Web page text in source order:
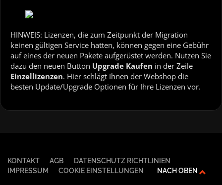
HINWEIS: Lizenzen, die zum Zeitpunkt der Migration
keinen gültigen Service hatten, können gegen eine Gebühr
auf eines der neuen Pakete aufgerüstet werden. Nutzen Sie
dazu den neuen Button Upgrade Kaufen in der Zeile
Einzellizenzen. Hier schlägt Ihnen der Webshop die
besten Update/Upgrade Optionen für Ihre Lizenzen vor.
KONTAKT AGB
DATENSCHUTZ RICHTLINIEN
IMPRESSUM
COOKIE EINSTELLUNGEN NACH OBEN